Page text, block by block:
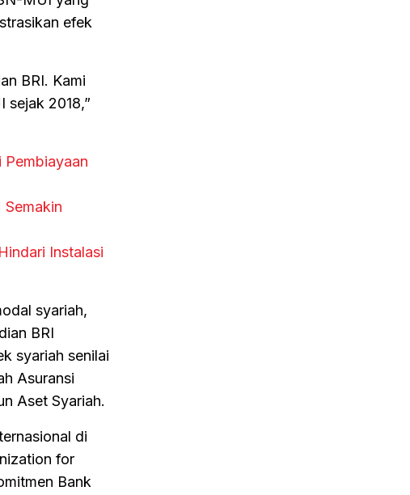
efek
BRI. Kami
sejak 2018,”
Pembiayaan
Instalasi
syariah,
BRI
syariah senilai
Asuransi
Aset Syariah.
di
for
Bank